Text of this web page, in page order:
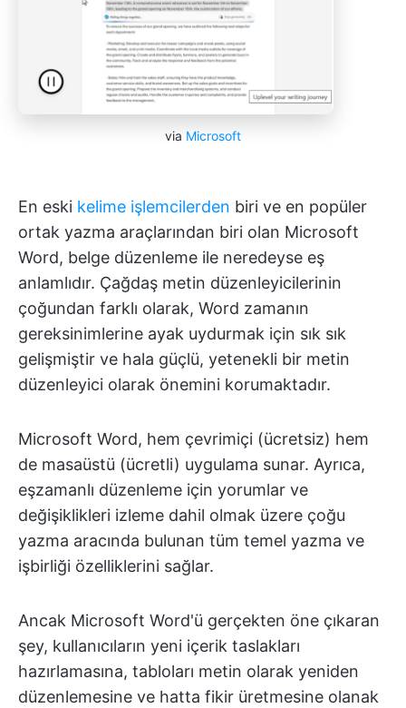
via Microsoft
En eski kelime işlemcilerden biri ve en popüler
ortak yazma araçlarından biri olan Microsoft
Word, belge düzenleme ile neredeyse eş
anlamlıdır. Çağdaş metin düzenleyicilerinin
çoğundan farklı olarak, Word zamanın
gereksinimlerine ayak uydurmak için sık sık
gelişmiştir ve hala güçlü, yetenekli bir metin
düzenleyici olarak önemini korumaktadır.
Microsoft Word, hem çevrimiçi (ücretsiz) hem
de masaüstü (ücretli) uygulama sunar. Ayrıca,
eşzamanlı düzenleme için yorumlar ve
değişiklikleri izleme dahil olmak üzere çoğu
yazma aracında bulunan tüm temel yazma ve
işbirliği özelliklerini sağlar.
Ancak Microsoft Word'ü gerçekten öne çıkaran
şey, kullanıcıların yeni içerik taslakları
hazırlamasına, tabloları metin olarak yeniden
düzenlemesine ve hatta fikir üretmesine olanak